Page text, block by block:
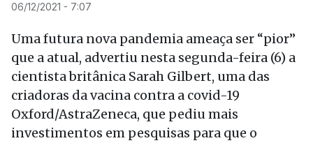
06/12/2021 - 7:07
Uma futura nova pandemia ameaça ser “pior”
que a atual, advertiu nesta segunda-feira (6) a
cientista britânica Sarah Gilbert, uma das
criadoras da vacina contra a covid-19
Oxford/AstraZeneca, que pediu mais
investimentos em pesquisas para que o